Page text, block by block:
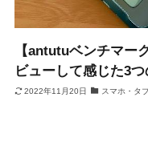
【antutuベンチマー
ビューして感じた3
2022年11月20日 スマホ・タ